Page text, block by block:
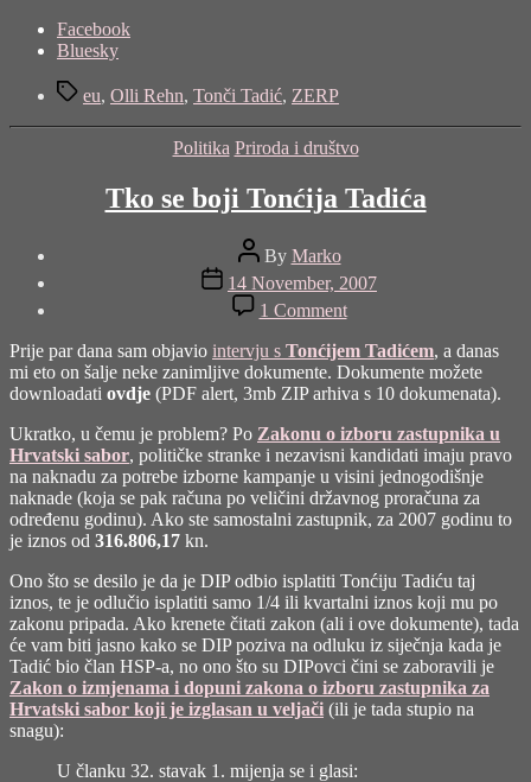
Share
"ZERP;
ili
Facebook
Bluesky
Tagseu, Olli Rehn, Tonči Tadić, ZERP
Categories
Politika Priroda i društvo
Tko se boji Tonćija Tadića
Post
author
By Marko
Post
date
14 November, 2007
1 Commenton
Tko
se
boji
Tonćija
Prije par dana sam objavio intervju s Tonćijem Tadićem, a danas
mi eto on šalje neke zanimljive dokumente. Dokumente možete
downloadati ovdje (PDF alert, 3mb ZIP arhiva s 10 dokumenata).
Ukratko, u čemu je problem? Po Zakonu o izboru zastupnika u
Hrvatski sabor, političke stranke i nezavisni kandidati imaju pravo
na naknadu za potrebe izborne kampanje u visini jednogodišnje
naknade (koja se pak računa po veličini državnog proračuna za
određenu godinu). Ako ste samostalni zastupnik, za 2007 godinu to
je iznos od 316.806,17 kn.
Ono što se desilo je da je DIP odbio isplatiti Tonćiju Tadiću taj
iznos, te je odlučio isplatiti samo 1/4 ili kvartalni iznos koji mu po
zakonu pripada. Ako krenete čitati zakon (ali i ove dokumente), tada
će vam biti jasno kako se DIP poziva na odluku iz siječnja kada je
Tadić bio član HSP-a, no ono što su DIPovci čini se zaboravili je
Zakon o izmjenama i dopuni zakona o izboru zastupnika za
Hrvatski sabor koji je izglasan u veljači (ili je tada stupio na
snagu):
U članku 32. stavak 1. mijenja se i glasi: